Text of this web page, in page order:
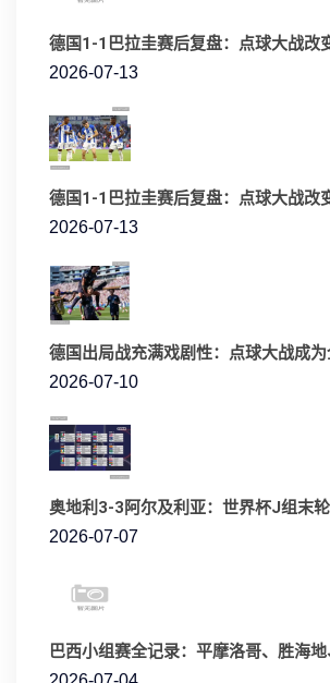
德国1-1巴拉圭赛后复盘：点球大战改
2026-07-13
德国1-1巴拉圭赛后复盘：点球大战改
2026-07-13
德国出局战充满戏剧性：点球大战成
2026-07-10
奥地利3-3阿尔及利亚：世界杯J组末
2026-07-07
巴西小组赛全记录：平摩洛哥、胜海